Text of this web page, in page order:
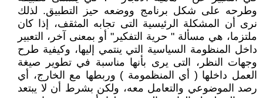
وطرحه على شكل برنامج ووضعه حيز التطبيق. لذلك
نرى أن المشكلة الرئيسية التى تجابه المثقف، إذا كان
ملتزما، هي مسألة " حرية التفكير" أو بمعنى آخر، التعبير
داخل المنظومة السياسية التي ينتمي إليها، وكيفية طرح
وجهات النظر، التى يرى بأنها مناسبة في تطوير صيغة
العمل داخلها ( أي المنظمومة ) وربطها مع الخارج، أي
رصد الموضوعي والتعامل معه، ولكن بشرط أن لا يبتعد